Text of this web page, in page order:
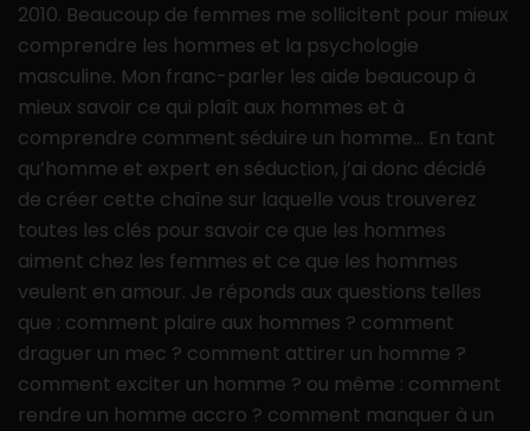
2010. Beaucoup de femmes me sollicitent pour mieux
comprendre les hommes et la psychologie
masculine. Mon franc-parler les aide beaucoup à
mieux savoir ce qui plaît aux hommes et à
comprendre comment séduire un homme… En tant
qu’homme et expert en séduction, j’ai donc décidé
de créer cette chaîne sur laquelle vous trouverez
toutes les clés pour savoir ce que les hommes
aiment chez les femmes et ce que les hommes
veulent en amour. Je réponds aux questions telles
que : comment plaire aux hommes ? comment
draguer un mec ? comment attirer un homme ?
comment exciter un homme ? ou même : comment
rendre un homme accro ? comment manquer à un